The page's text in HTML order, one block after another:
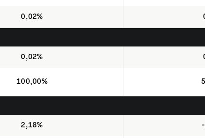
0,02%
0,02%
100,00%
2,18%